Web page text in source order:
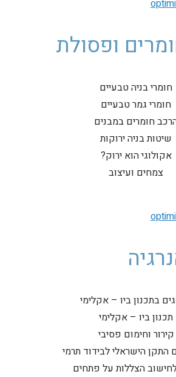
חומרי בניה טבעיים
חומרי גמר טבעיים
חומרים במבנים
שיטות בניה ירוקות
אקולוגי הוא ירוק?
צמחים ועיצוב
בתכנון ביו – אקלימי
תכנון ביו – אקלימי
קירור וחימום פסיבי
התקן הישראלי לבידוד תרמי
הצללות על פתחים